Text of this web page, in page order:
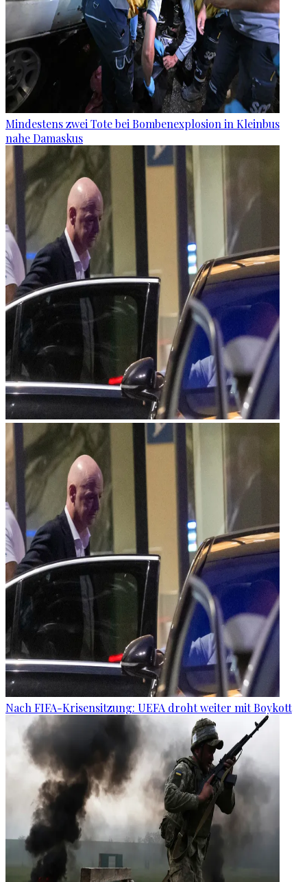
Mindestens zwei Tote bei Bombenexplosion in Kleinbus
nahe Damaskus
Nach FIFA-Krisensitzung: UEFA droht weiter mit Boykott